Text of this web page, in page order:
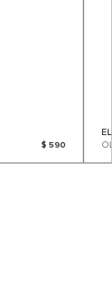
$ 590